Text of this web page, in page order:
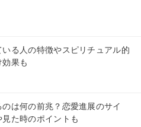
る人の特徴やスピリチュアル的
果も
は何の前兆？恋愛進展のサイ
た時のポイントも